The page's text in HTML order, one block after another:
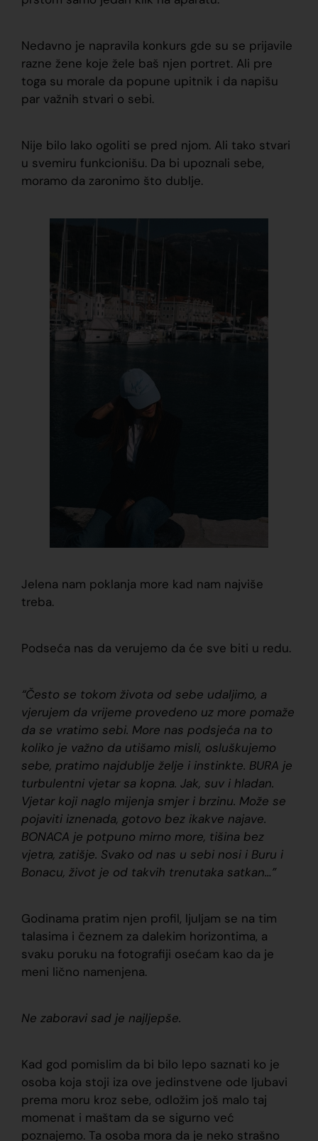
Nedavno je napravila konkurs gde su se prijavile
razne žene koje žele baš njen portret. Ali pre
toga su morale da popune upitnik i da napišu
par važnih stvari o sebi.
Nije bilo lako ogoliti se pred njom. Ali tako stvari
u svemiru funkcionišu. Da bi upoznali sebe,
moramo da zaronimo što dublje.
Jelena nam poklanja more kad nam najviše
treba.
Podseća nas da verujemo da će sve biti u redu.
“Često se tokom života od sebe udaljimo, a
vjerujem da vrijeme provedeno uz more pomaže
da se vratimo sebi. More nas podsjeća na to
koliko je važno da utišamo misli, osluškujemo
sebe, pratimo najdublje želje i instinkte. BURA je
turbulentni vjetar sa kopna. Jak, suv i hladan.
Vjetar koji naglo mijenja smjer i brzinu. Može se
pojaviti iznenada, gotovo bez ikakve najave.
BONACA je potpuno mirno more, tišina bez
vjetra, zatišje. Svako od nas u sebi nosi i Buru i
Bonacu, život je od takvih trenutaka satkan…”
Godinama pratim njen profil, ljuljam se na tim
talasima i čeznem za dalekim horizontima, a
svaku poruku na fotografiji osećam kao da je
meni lično namenjena.
Ne zaboravi sad je najljepše.
Kad god pomislim da bi bilo lepo saznati ko je
osoba koja stoji iza ove jedinstvene ode ljubavi
prema moru kroz sebe, odložim još malo taj
momenat i maštam da se sigurno već
poznajemo. Ta osoba mora da je neko strašno